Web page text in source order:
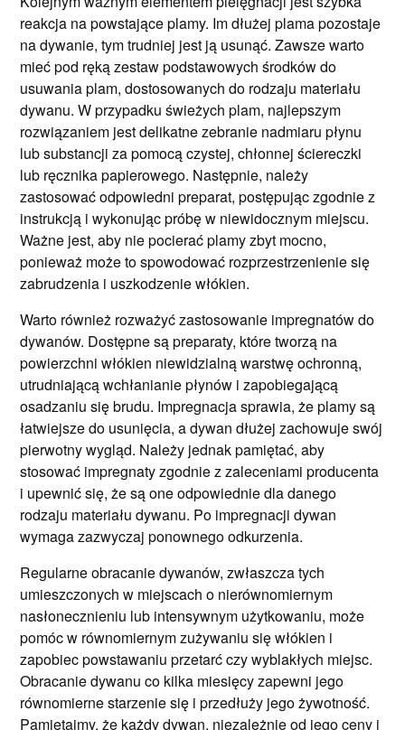
reakcja na powstające plamy. Im dłużej plama pozostaje
na dywanie, tym trudniej jest ją usunąć. Zawsze warto
mieć pod ręką zestaw podstawowych środków do
usuwania plam, dostosowanych do rodzaju materiału
dywanu. W przypadku świeżych plam, najlepszym
rozwiązaniem jest delikatne zebranie nadmiaru płynu
lub substancji za pomocą czystej, chłonnej ściereczki
lub ręcznika papierowego. Następnie, należy
zastosować odpowiedni preparat, postępując zgodnie z
instrukcją i wykonując próbę w niewidocznym miejscu.
Ważne jest, aby nie pocierać plamy zbyt mocno,
ponieważ może to spowodować rozprzestrzenienie się
zabrudzenia i uszkodzenie włókien.
Warto również rozważyć zastosowanie impregnatów do
dywanów. Dostępne są preparaty, które tworzą na
powierzchni włókien niewidzialną warstwę ochronną,
utrudniającą wchłanianie płynów i zapobiegającą
osadzaniu się brudu. Impregnacja sprawia, że plamy są
łatwiejsze do usunięcia, a dywan dłużej zachowuje swój
pierwotny wygląd. Należy jednak pamiętać, aby
stosować impregnaty zgodnie z zaleceniami producenta
i upewnić się, że są one odpowiednie dla danego
rodzaju materiału dywanu. Po impregnacji dywan
wymaga zazwyczaj ponownego odkurzenia.
Regularne obracanie dywanów, zwłaszcza tych
umieszczonych w miejscach o nierównomiernym
nasłonecznieniu lub intensywnym użytkowaniu, może
pomóc w równomiernym zużywaniu się włókien i
zapobiec powstawaniu przetarć czy wyblakłych miejsc.
Obracanie dywanu co kilka miesięcy zapewni jego
równomierne starzenie się i przedłuży jego żywotność.
Pamiętajmy, że każdy dywan, niezależnie od jego ceny i